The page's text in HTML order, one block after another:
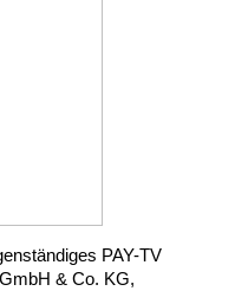
PAY-TV
& Co. KG,